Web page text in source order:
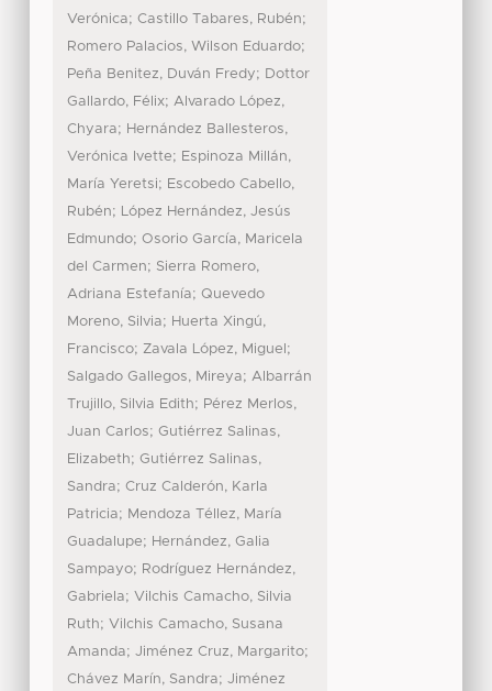
Verónica; Castillo Tabares, Rubén;
Romero Palacios, Wilson Eduardo;
Peña Benitez, Duván Fredy; Dottor
Gallardo, Félix; Alvarado López,
Chyara; Hernández Ballesteros,
Verónica Ivette; Espinoza Millán,
María Yeretsi; Escobedo Cabello,
Rubén; López Hernández, Jesús
Edmundo; Osorio García, Maricela
del Carmen; Sierra Romero,
Adriana Estefanía; Quevedo
Moreno, Silvia; Huerta Xingú,
Francisco; Zavala López, Miguel ;
Salgado Gallegos, Mireya; Albarrán
Trujillo, Silvia Edith; Pérez Merlos,
Juan Carlos; Gutiérrez Salinas,
Elizabeth; Gutiérrez Salinas,
Sandra; Cruz Calderón, Karla
Patricia; Mendoza Téllez, María
Guadalupe; Hernández, Galia
Sampayo; Rodríguez Hernández,
Gabriela; Vilchis Camacho, Silvia
Ruth; Vilchis Camacho, Susana
Amanda; Jiménez Cruz, Margarito;
Chávez Marín, Sandra; Jiménez